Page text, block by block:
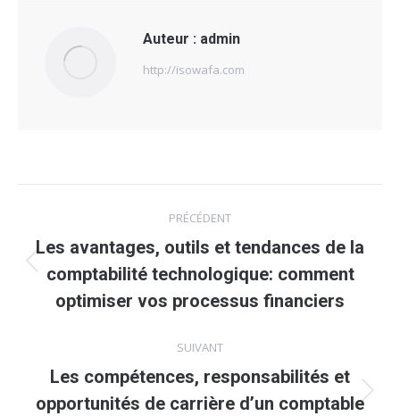
Auteur : admin
http://isowafa.com
article
PRÉCÉDENT
Article
précédent
Les avantages, outils et tendances de la
comptabilité technologique: comment
optimiser vos processus financiers
SUIVANT
Article
Les compétences, responsabilités et
opportunités de carrière d’un comptable